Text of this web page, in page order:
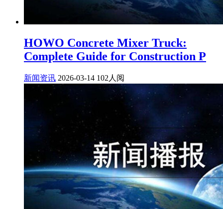
HOWO Concrete Mixer Truck:
Complete Guide for Construction P
新闻资讯 2026-03-14 102人阅